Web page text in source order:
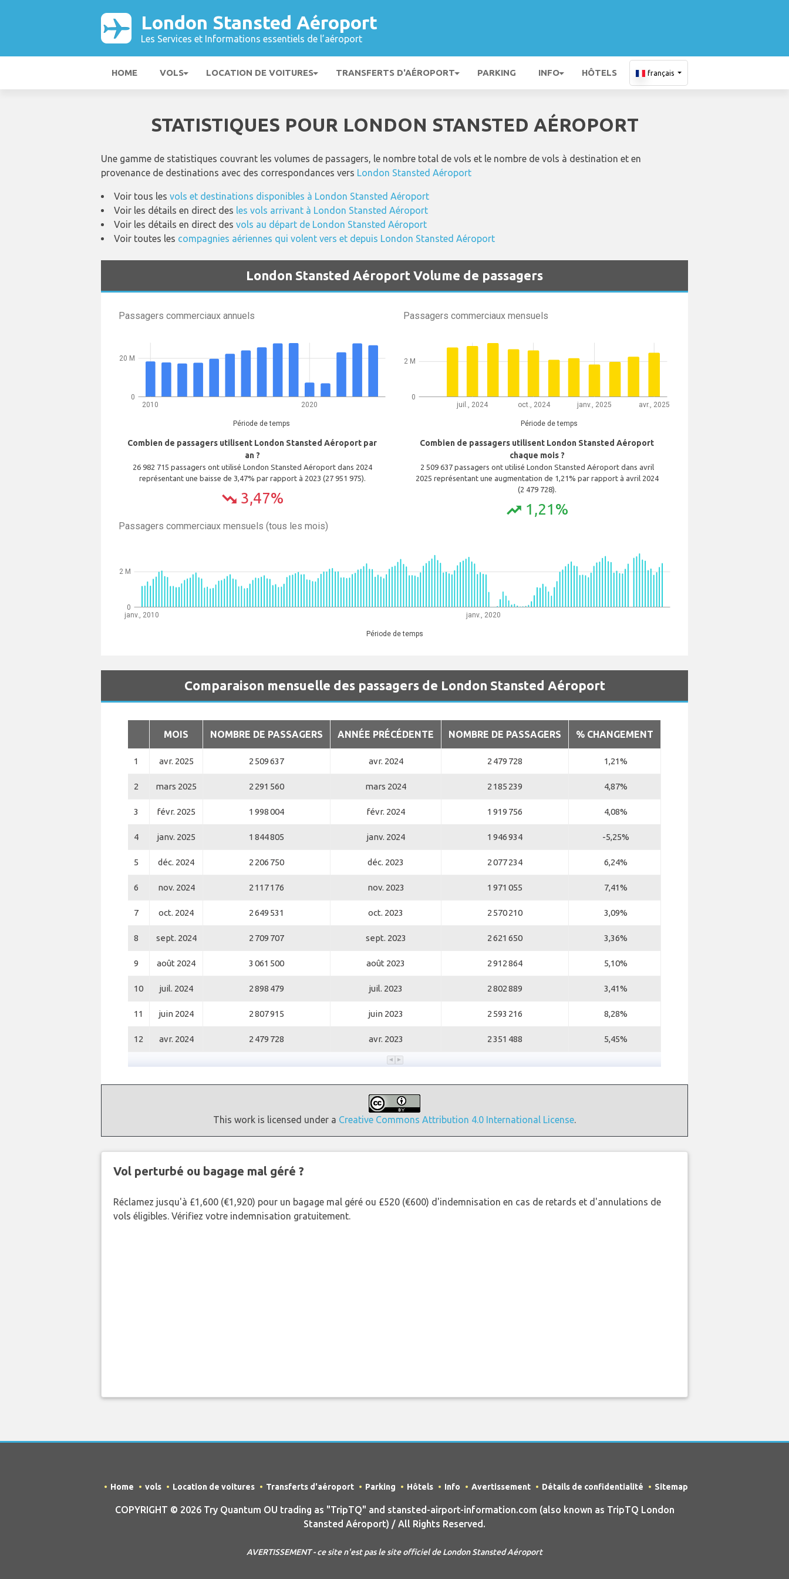
London Stansted Aéroport
Les Services et Informations essentiels de l’aéroport
HOME VOLS LOCATION DE VOITURES TRANSFERTS D'AÉROPORT PARKING INFO HÔTELS français
STATISTIQUES POUR LONDON STANSTED AÉROPORT
Une gamme de statistiques couvrant les volumes de passagers, le nombre total de vols et le nombre de vols à destination et en
provenance de destinations avec des correspondances vers London Stansted Aéroport
Voir tous les vols et destinations disponibles à London Stansted Aéroport
Voir les détails en direct des les vols arrivant à London Stansted Aéroport
Voir les détails en direct des vols au départ de London Stansted Aéroport
Voir toutes les compagnies aériennes qui volent vers et depuis London Stansted Aéroport
London Stansted Aéroport Volume de passagers
Passagers commerciaux annuels
2010 2020
Période de temps
0
20 M
Combien de passagers utilisent London Stansted Aéroport par
an ?
26 982 715 passagers ont utilisé London Stansted Aéroport dans 2024
représentant une baisse de 3,47% par rapport à 2023 (27 951 975).
trending_down 3,47%
Passagers commerciaux mensuels
juil., 2024 oct., 2024 janv., 2025 avr., 2025
Période de temps
0
2 M
Combien de passagers utilisent London Stansted Aéroport
chaque mois ?
2 509 637 passagers ont utilisé London Stansted Aéroport dans avril
2025 représentant une augmentation de 1,21% par rapport à avril 2024
(2 479 728).
trending_up 1,21%
Passagers commerciaux mensuels (tous les mois)
janv., 2010 janv., 2020
Période de temps
0
2 M
Comparaison mensuelle des passagers de London Stansted Aéroport
MOIS NOMBRE DE PASSAGERS ANNÉE PRÉCÉDENTE NOMBRE DE PASSAGERS % CHANGEMENT
1 avr. 2025 2 509 637 avr. 2024 2 479 728 1,21%
2 mars 2025 2 291 560 mars 2024 2 185 239 4,87%
3 févr. 2025 1 998 004 févr. 2024 1 919 756 4,08%
4 janv. 2025 1 844 805 janv. 2024 1 946 934 -5,25%
5 déc. 2024 2 206 750 déc. 2023 2 077 234 6,24%
6 nov. 2024 2 117 176 nov. 2023 1 971 055 7,41%
7 oct. 2024 2 649 531 oct. 2023 2 570 210 3,09%
8 sept. 2024 2 709 707 sept. 2023 2 621 650 3,36%
9 août 2024 3 061 500 août 2023 2 912 864 5,10%
10 juil. 2024 2 898 479 juil. 2023 2 802 889 3,41%
11 juin 2024 2 807 915 juin 2023 2 593 216 8,28%
12 avr. 2024 2 479 728 avr. 2023 2 351 488 5,45%
This work is licensed under a Creative Commons Attribution 4.0 International License.
Vol perturbé ou bagage mal géré ?
Réclamez jusqu'à £1,600 (€1,920) pour un bagage mal géré ou £520 (€600) d'indemnisation en cas de retards et d'annulations de
vols éligibles. Vérifiez votre indemnisation gratuitement.
Home vols Location de voitures Transferts d'aéroport Parking Hôtels Info Avertissement Détails de confidentialité Sitemap
COPYRIGHT © 2026 Try Quantum OU trading as "TripTQ" and stansted-airport-information.com (also known as TripTQ London
Stansted Aéroport) / All Rights Reserved.
AVERTISSEMENT - ce site n'est pas le site officiel de London Stansted Aéroport